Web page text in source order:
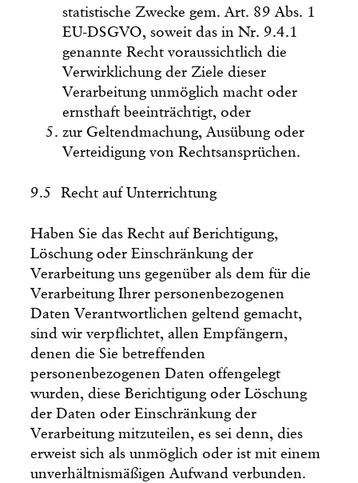
statistische Zwecke gem. Art. 89 Abs. 1
EU-DSGVO, soweit das in Nr. 9.4.1
genannte Recht voraussichtlich die
Verwirklichung der Ziele dieser
Verarbeitung unmöglich macht oder
ernsthaft beeinträchtigt, oder
zur Geltendmachung, Ausübung oder
Verteidigung von Rechtsansprüchen.
9.5 Recht auf Unterrichtung
Haben Sie das Recht auf Berichtigung,
Löschung oder Einschränkung der
Verarbeitung uns gegenüber als dem für die
Verarbeitung Ihrer personenbezogenen
Daten Verantwortlichen geltend gemacht,
sind wir verpflichtet, allen Empfängern,
denen die Sie betreffenden
personenbezogenen Daten offengelegt
wurden, diese Berichtigung oder Löschung
der Daten oder Einschränkung der
Verarbeitung mitzuteilen, es sei denn, dies
erweist sich als unmöglich oder ist mit einem
unverhältnismäßigen Aufwand verbunden.